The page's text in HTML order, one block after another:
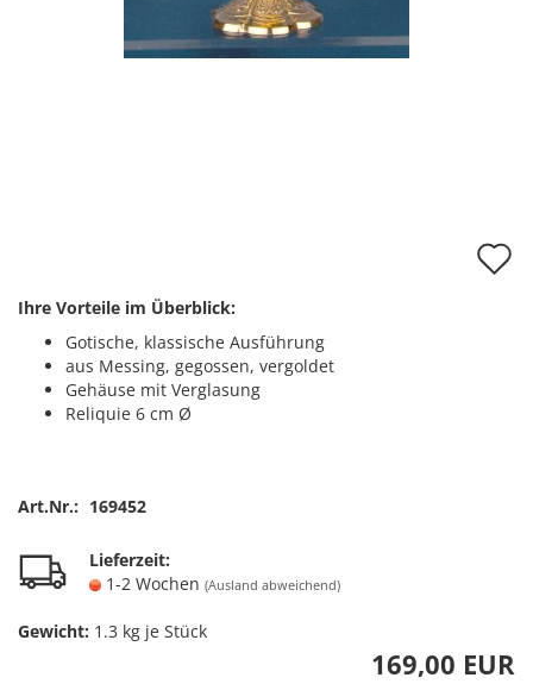
Ihre Vorteile im Überblick:
Gotische, klassische Ausführung
aus Messing, gegossen, vergoldet
Gehäuse mit Verglasung
Reliquie 6 cm Ø
Art.Nr.: 169452
Lieferzeit:
1-2 Wochen (Ausland abweichend)
Gewicht: 1.3 kg je Stück
169,00 EUR